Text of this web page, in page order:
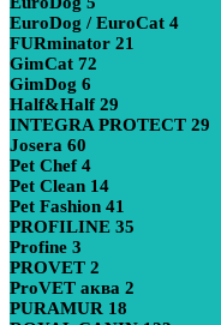
EuroDog / EuroCat 4
FURminator 21
GimCat 72
GimDog 6
Half&Half 29
INTEGRA PROTECT 29
Josera 60
Pet Chef 4
Pet Clean 14
Pet Fashion 41
PROFILINE 35
Profine 3
PROVET 2
ProVET аква 2
PURAMUR 18